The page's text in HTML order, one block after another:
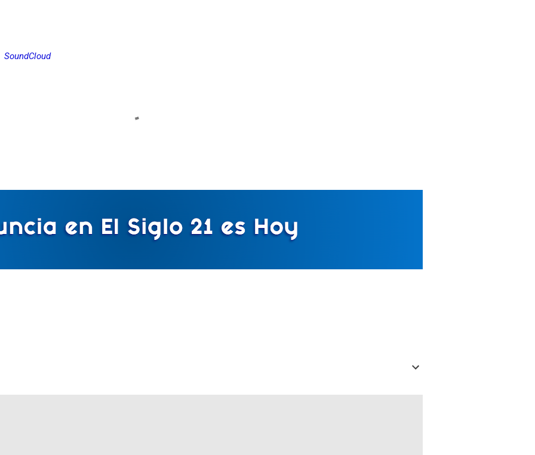
SoundCloud